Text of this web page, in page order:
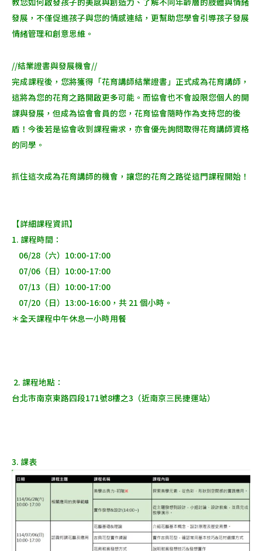
發展，不僅促進孩子與您的情感連結，更幫助您學會引導孩子發展
情緒管理和創意思維。
//結業證書與發展機會//
完成課程後，您將獲得「花育講師結業證書」正式成為花育講師，
這將為您的花育之路開啟更多可能。而協會也不會設限您個人的開
課與發展，但成為協會會員的您，花育協會隨時作為支持您的後
盾！今後若是協會收到課程需求，亦會優先詢問取得花育講師資格
的同學。
抓住這次成為花育講師的機會，讓您的花育之路從這門課程開始！
【詳細課程資訊】
1. 課程時間：
06/28（六）10:00-17:00
07/06（日）10:00-17:00
07/13（日）10:00-17:00
07/20（日）13:00-16:00， 共 21 個小時。
＊全天課程中午休息一小時用餐
2. 課程地點：
台北市南京東路四段171號8樓之3（近南京三民捷運站）
3. 課表